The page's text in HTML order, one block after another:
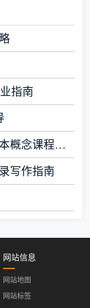
指南
新加坡科廷大学管理学的五大基本概念课程辅导
写作指南
网站信息
网站地图
网站标签